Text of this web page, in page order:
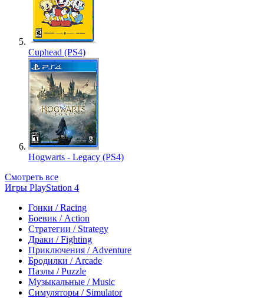
Cuphead (PS4)
Hogwarts - Legacy (PS4)
Смотреть все
Игры PlayStation 4
Гонки / Racing
Боевик / Action
Стратегии / Strategy
Драки / Fighting
Приключения / Adventure
Бродилки / Arcade
Пазлы / Puzzle
Музыкальные / Music
Симуляторы / Simulator